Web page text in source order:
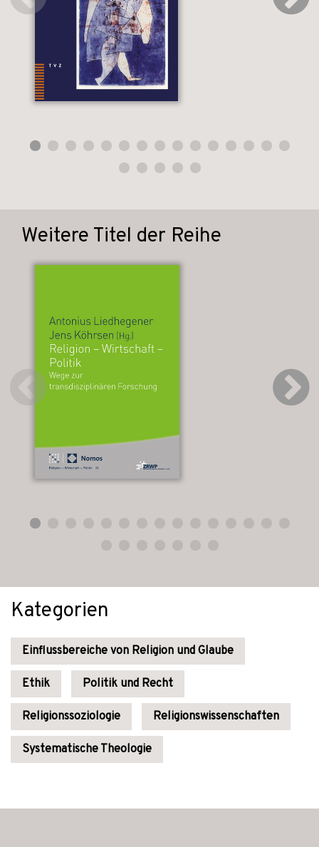
Weitere Titel der Reihe
Kategorien
Einflussbereiche von Religion und Glaube
Ethik Politik und Recht
Religionssoziologie Religionswissenschaften
Systematische Theologie